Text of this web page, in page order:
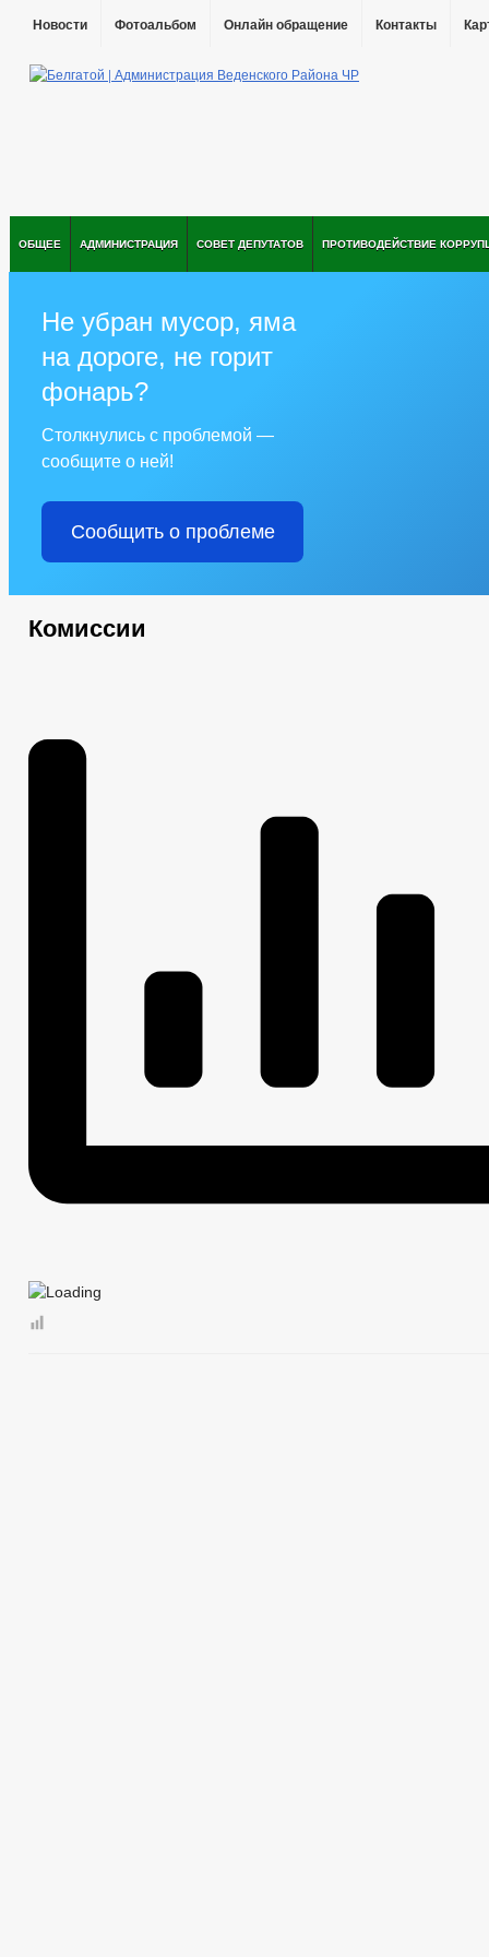
Новости Фотоальбом Онлайн обращение Контакты
ОБЩЕЕ АДМИНИСТРАЦИЯ СОВЕТ ДЕПУТАТОВ ПРОТИВОДЕЙСТВИЕ
Не убран мусор, яма
на дороге, не горит
фонарь?
Столкнулись с проблемой —
сообщите о ней!
Сообщить о проблеме
Комиссии